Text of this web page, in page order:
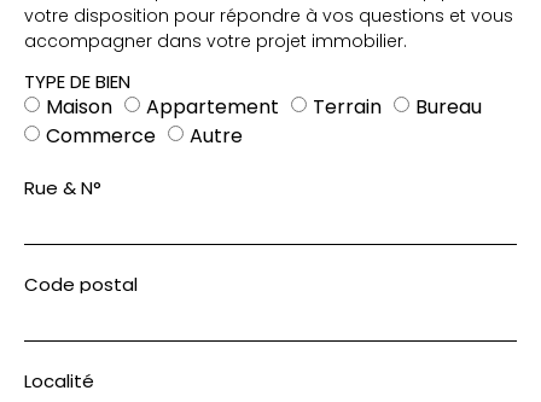
votre disposition pour répondre à vos questions et vous
accompagner dans votre projet immobilier.
TYPE DE BIEN
Maison Appartement Terrain
Bureau
Commerce
Autre
Rue & N°
Code postal
Localité